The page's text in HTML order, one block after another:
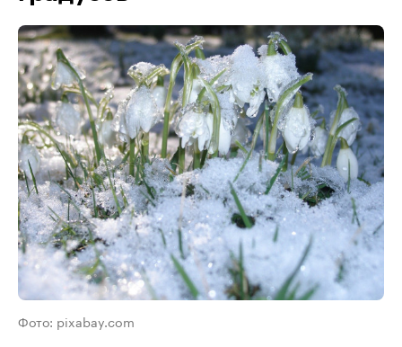
Фото: pixabay.com